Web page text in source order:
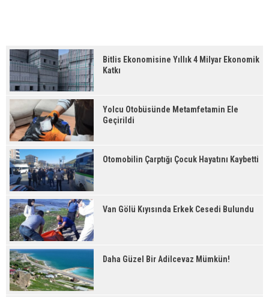
Bitlis Ekonomisine Yıllık 4 Milyar Ekonomik
Katkı
Yolcu Otobüsünde Metamfetamin Ele
Geçirildi
Otomobilin Çarptığı Çocuk Hayatını Kaybetti
Van Gölü Kıyısında Erkek Cesedi Bulundu
Daha Güzel Bir Adilcevaz Mümkün!